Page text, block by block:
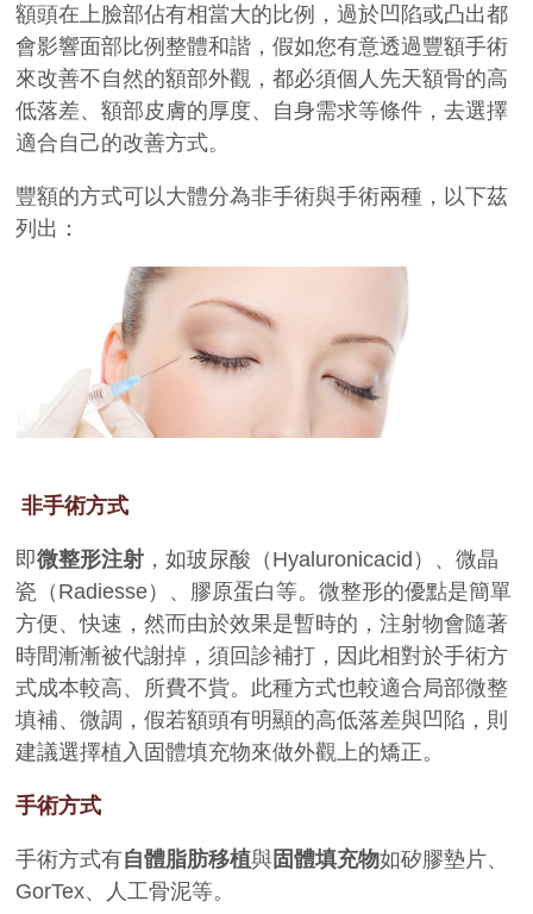
額頭在上臉部佔有相當大的比例，過於凹陷或凸出都
會影響面部比例整體和諧，假如您有意透過豐額手術
來改善不自然的額部外觀，都必須個人先天額骨的高
低落差、額部皮膚的厚度、自身需求等條件，去選擇
適合自己的改善方式。
豐額的方式可以大體分為非手術與手術兩種，以下茲
列出：
非手術方式
即微整形注射 ，如玻尿酸（ Hyaluronicacid ）、微晶
瓷（ Radiesse）、膠原蛋白等。微整形的優點是簡單
方便、快速，然而由於效果是暫時的，注射物會隨著
時間漸漸被代謝掉，須回診補打，因此相對於手術方
式成本較高、所費不貲。此種方式也較適合局部微整
填補、微調，假若額頭有明顯的高低落差與凹陷，則
建議選擇植入固體填充物來做外觀上的矯正。
手術方式
手術方式有自體脂肪移植與 固體填充物如矽膠墊片、
GorTex、人工骨泥等。